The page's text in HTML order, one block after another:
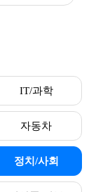
IT/과학
자동차
정치/사회